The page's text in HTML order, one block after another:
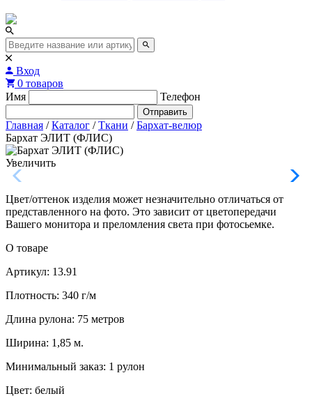
Вход
0 товаров
Имя
Телефон
Отправить
Главная / Каталог / Ткани / Бархат-велюр
Бархат ЭЛИТ (ФЛИС)
Увеличить
Цвет/оттенок изделия может незначительно отличаться от
представленного на фото. Это зависит от цветопередачи
Вашего монитора и преломления света при фотосьемке.
О товаре
Артикул: 13.91
Плотность: 340 г/м
Длина рулона: 75 метров
Ширина: 1,85 м.
Минимальный заказ: 1 рулон
Цвет: белый